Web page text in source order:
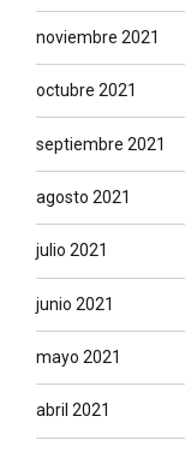
noviembre 2021
octubre 2021
septiembre 2021
agosto 2021
julio 2021
junio 2021
mayo 2021
abril 2021